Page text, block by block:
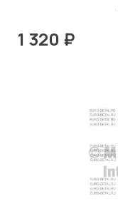
1 320 ₽